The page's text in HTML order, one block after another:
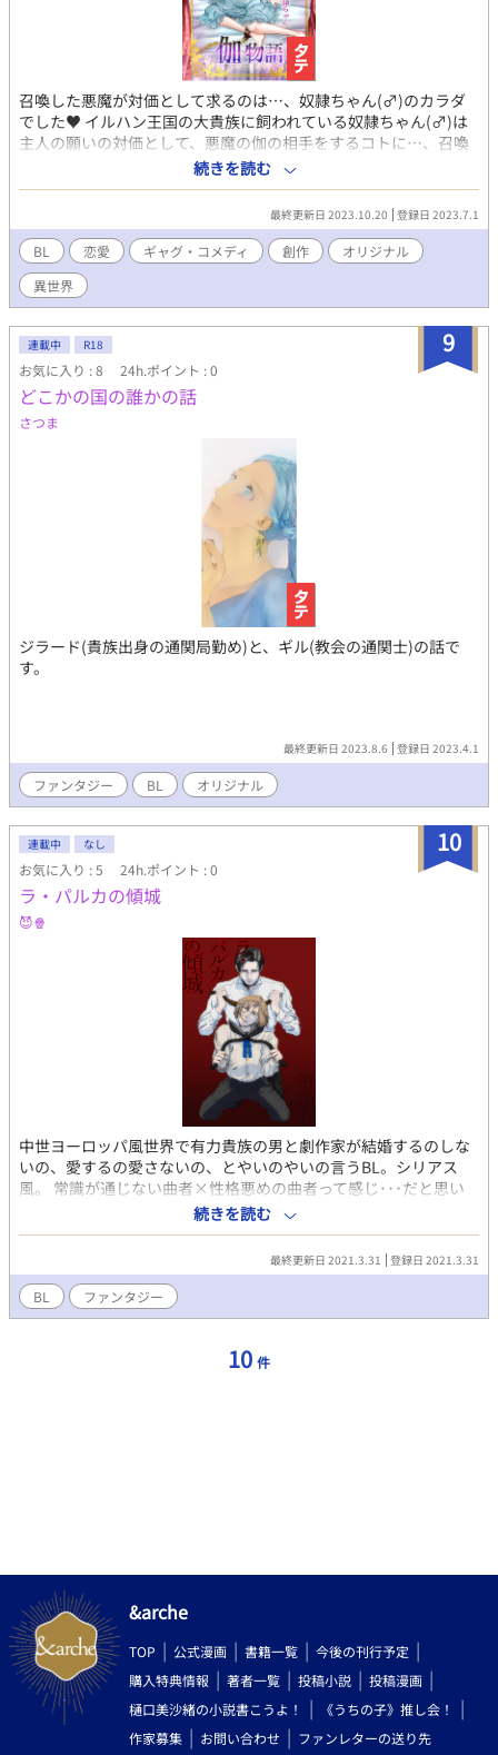
召喚した悪魔が対価として求るのは…、奴隷ちゃん(♂)のカラダ
でした♥ イルハン王国の大貴族に飼われている奴隷ちゃん(♂)は
主人の願いの対価として、悪魔の伽の相手をするコトに…、召喚
されてなくても毎晩通って来る悪魔、しかし伽(エッチ)の相手は
「仕事」、対価の支払いの時だけなのでした…
続きを読む
最終更新日 2023.10.20 登録日 2023.7.1
BL 恋愛 ギャグ・コメディ 創作
オリジナル
異世界
9
連載中 R18
お気に入り : 8 24h.ポイント : 0
どこかの国の誰かの話
さつま
ジラード(貴族出身の通関局勤め)と、ギル(教会の通関士)の話で
す。
最終更新日 2023.8.6 登録日 2023.4.1
ファンタジー BL オリジナル
10
連載中 なし
お気に入り : 5 24h.ポイント : 0
ラ・パルカの傾城
😈🍿
中世ヨーロッパ風世界で有力貴族の男と劇作家が結婚するのしな
いの、愛するの愛さないの、とやいのやいの言うBL。シリアス
風。 常識が通じない曲者×性格悪めの曲者って感じ･･･だと思い
ます。 あとでささっと直します。 めっちゃ丁寧丁寧に書いたのに
潰れてムカついたので表紙追加しました。
続きを読む
最終更新日 2021.3.31 登録日 2021.3.31
BL ファンタジー
10 件
&arche
TOP 公式漫画 書籍一覧
今後の刊行予定
購入特典情報
著者一覧 投稿小説
投稿漫画
樋口美沙緒の小説書こうよ！
《うちの子》推し会！
作家募集
お問い合わせ ファンレターの送り先